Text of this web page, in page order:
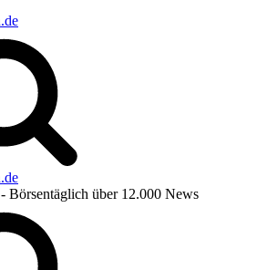
- Börsentäglich über 12.000 News